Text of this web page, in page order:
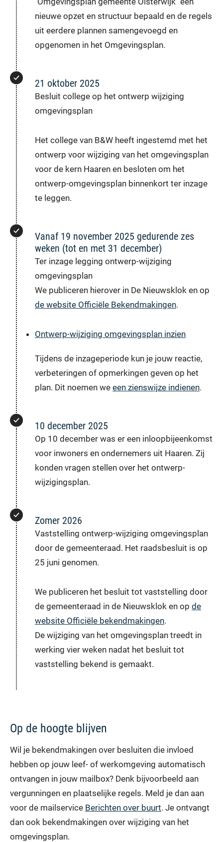
nieuwe opzet en structuur bepaald en de regels
uit eerdere plannen samengevoegd en
opgenomen in het Omgevingsplan.
21 oktober 2025
Besluit college op het ontwerp wijziging
omgevingsplan
Het college van B&W heeft ingestemd met het
ontwerp voor wijziging van het omgevingsplan
voor de kern Haaren en besloten om het
ontwerp-omgevingsplan binnenkort ter inzage
te leggen.
Vanaf 19 november 2025 gedurende zes
weken (tot en met 31 december)
Ter inzage legging ontwerp-wijziging
omgevingsplan
We publiceren hierover in De Nieuwsklok en op
de website Officiële Bekendmakingen.
Ontwerp-wijziging omgevingsplan inzien
Tijdens de inzageperiode kun je jouw reactie,
verbeteringen of opmerkingen geven op het
plan. Dit noemen we een zienswijze indienen.
10 december 2025
Op 10 december was er een inloopbijeenkomst
voor inwoners en ondernemers uit Haaren. Zij
konden vragen stellen over het ontwerp-
wijzigingsplan.
Zomer 2026
Vaststelling ontwerp-wijziging omgevingsplan
door de gemeenteraad. Het raadsbesluit is op
25 juni genomen.
We publiceren het besluit tot vaststelling door
de gemeenteraad in de Nieuwsklok en op de
website Officiële bekendmakingen.
De wijziging van het omgevingsplan treedt in
werking vier weken nadat het besluit tot
vaststelling bekend is gemaakt.
Op de hoogte blijven
Wil je bekendmakingen over besluiten die invloed
hebben op jouw leef- of werkomgeving automatisch
ontvangen in jouw mailbox? Denk bijvoorbeeld aan
vergunningen en plaatselijke regels. Meld je dan aan
voor de mailservice Berichten over buurt. Je ontvangt
dan ook bekendmakingen over wijziging van het
omgevingsplan.